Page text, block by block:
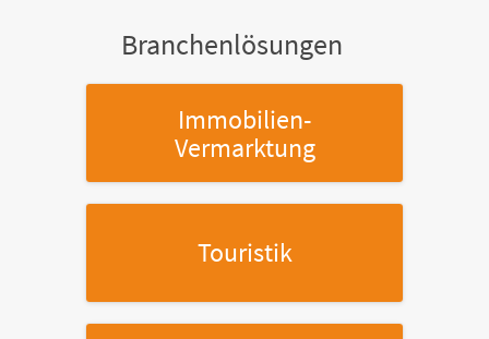
Branchenlösungen
Immobilien-
Vermarktung
Touristik